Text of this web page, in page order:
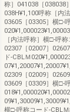
称］041038［038038
038H¥1,100呼称［内
03605［03305］横□-
［内法呼称］横□-呼
02307［02007］
ド-CBLＭ
02309［02009］
03609［03309］横□-
横□-呼称コード-CBL